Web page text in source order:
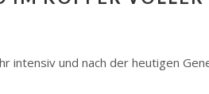
intensiv und nach der heutigen